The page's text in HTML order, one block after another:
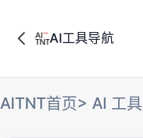
AI工具导航
AITNT首页> AI 工具